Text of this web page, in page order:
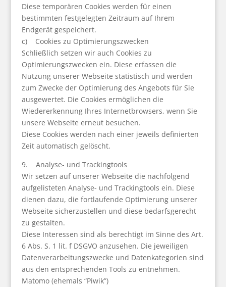
Diese temporären Cookies werden für einen
bestimmten festgelegten Zeitraum auf Ihrem
Endgerät gespeichert.
c) Cookies zu Optimierungszwecken
Schließlich setzen wir auch Cookies zu
Optimierungszwecken ein. Diese erfassen die
Nutzung unserer Webseite statistisch und werden
zum Zwecke der Optimierung des Angebots für Sie
ausgewertet. Die Cookies ermöglichen die
Wiedererkennung Ihres Internetbrowsers, wenn Sie
unsere Webseite erneut besuchen.
Diese Cookies werden nach einer jeweils definierten
Zeit automatisch gelöscht.
9. Analyse- und Trackingtools
Wir setzen auf unserer Webseite die nachfolgend
aufgelisteten Analyse- und Trackingtools ein. Diese
dienen dazu, die fortlaufende Optimierung unserer
Webseite sicherzustellen und diese bedarfsgerecht
zu gestalten.
Diese Interessen sind als berechtigt im Sinne des Art.
6 Abs. S. 1 lit. f DSGVO anzusehen. Die jeweiligen
Datenverarbeitungszwecke und Datenkategorien sind
aus den entsprechenden Tools zu entnehmen.
Matomo (ehemals “Piwik”)